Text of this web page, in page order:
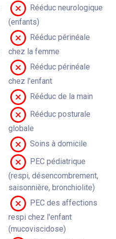
Rééduc neurologique
(enfants)
Rééduc périnéale
chez la femme
Rééduc périnéale
chez l'enfant
Rééduc de la main
Rééduc posturale
globale
Soins à domicile
PEC pédiatrique
(respi, désencombrement,
saisonnière, bronchiolite)
PEC des affections
respi chez l'enfant
(mucoviscidose)